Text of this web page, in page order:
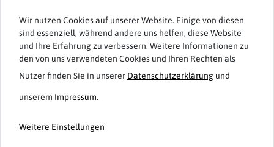
Rezensionen werden geladen...
Weitere Artikel von Calm Beach
Wir nutzen Cookies auf unserer Website. Einige von diesen
sind essenziell, während andere uns helfen, diese Website
und Ihre Erfahrung zu verbessern. Weitere Informationen zu
den von uns verwendeten Cookies und Ihren Rechten als
Nutzer finden Sie in unserer Daten­schutz­erklärung und
unserem Impressum.
Weitere Einstellungen